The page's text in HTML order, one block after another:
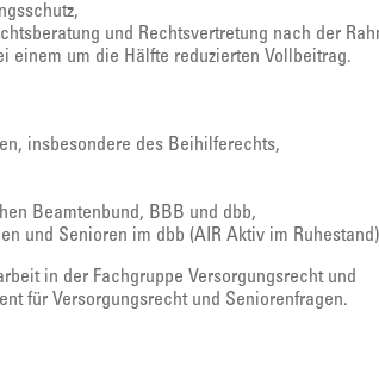
und Rechtsvertretung nach der
einem um die Hälfte reduzierten Vollbeitrag.
insbesondere des Beihilferechts,
Beamtenbund, BBB und dbb,
und Senioren im dbb (AIR Aktiv im
in der Fachgruppe Versorgungsrecht und
für Versorgungsrecht und Seniorenfragen.